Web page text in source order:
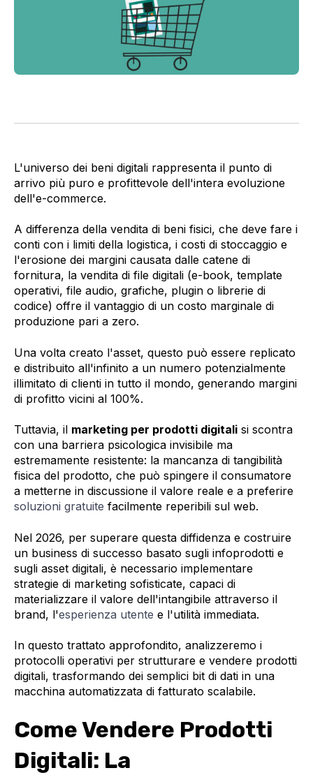
L'universo dei beni digitali rappresenta il punto di
arrivo più puro e profittevole dell'intera evoluzione
dell'e-commerce.
A differenza della vendita di beni fisici, che deve fare i
conti con i limiti della logistica, i costi di stoccaggio e
l'erosione dei margini causata dalle catene di
fornitura, la vendita di file digitali (e-book, template
operativi, file audio, grafiche, plugin o librerie di
codice) offre il vantaggio di un costo marginale di
produzione pari a zero.
Una volta creato l'asset, questo può essere replicato
e distribuito all'infinito a un numero potenzialmente
illimitato di clienti in tutto il mondo, generando margini
di profitto vicini al 100%.
Tuttavia, il marketing per prodotti digitali si scontra
con una barriera psicologica invisibile ma
estremamente resistente: la mancanza di tangibilità
fisica del prodotto, che può spingere il consumatore
a metterne in discussione il valore reale e a preferire
soluzioni gratuite facilmente reperibili sul web.
Nel 2026, per superare questa diffidenza e costruire
un business di successo basato sugli infoprodotti e
sugli asset digitali, è necessario implementare
strategie di marketing sofisticate, capaci di
materializzare il valore dell'intangibile attraverso il
brand, l'esperienza utente e l'utilità immediata.
In questo trattato approfondito, analizzeremo i
protocolli operativi per strutturare e vendere prodotti
digitali, trasformando dei semplici bit di dati in una
macchina automatizzata di fatturato scalabile.
Come Vendere Prodotti
Digitali: La